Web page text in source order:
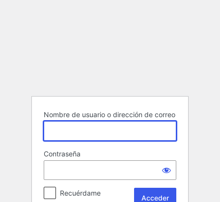
Nombre de usuario o dirección de correo
Contraseña
Recuérdame